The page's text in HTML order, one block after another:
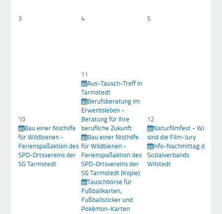
3 4 5
10
Bau einer Nisthilfe
für Wildbienen -
Ferienspaßaktion des
SPD-Ortsvereins der
SG Tarmstedt
11
Aus-Tausch-Treff in
Tarmstedt
Berufsberatung im
Erwerbsleben -
Beratung für Ihre
berufliche Zukunft
Bau einer Nisthilfe
für Wildbienen -
Ferienspaßaktion des
SPD-Ortsvereins der
SG Tarmstedt (Kopie)
Tauschbörse für
Fußballkarten,
Fußballsticker und
Pokémon-Karten
12
Naturfilmfest - Wir
sind die Film-Jury
Info-Nachmittag des
Sozialverbands
Wilstedt